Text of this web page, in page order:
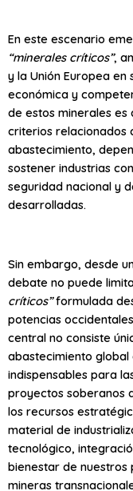
En este escenario
“minerales críticos”,
y la Unión Europea
económica y
de estos minerales
criterios relacionados
abastecimiento,
sostener industrias
seguridad nacional y
desarrolladas.
Sin embargo, desde
debate no puede
críticos”formulada
potencias
central no consiste
abastecimiento
indispensables para
proyectos soberanos
los recursos
material de
tecnológico,
bienestar de nuestros
mineras